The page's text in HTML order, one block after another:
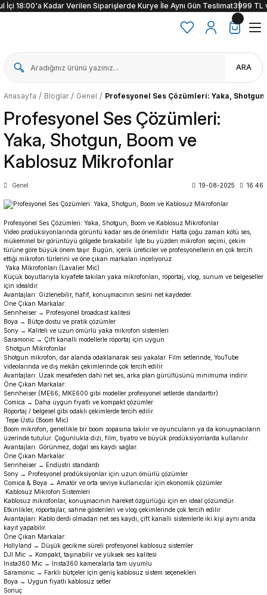
18:00'a Kadar Verilen Siparişlerde Kurye İle Aynı Gün Teslimat3999 TL
ARA
Anasayfa Bloglar Genel Profesyonel Ses Çözümleri: Yaka,
Profesyonel Ses Çözümleri:
Yaka, Shotgun, Boom ve
Kablosuz Mikrofonlar
Genel 19-08-2025 16:46
Profesyonel Ses Çözümleri: Yaka, Shotgun, Boom ve Kablosuz Mikrofonlar
Video prodüksiyonlarında görüntü kadar ses de önemlidir. Hatta çoğu zaman kötü ses,
mükemmel bir görüntüyü gölgede bırakabilir. İşte bu yüzden mikrofon seçimi, çekim
türüne göre büyük önem taşır. Bugün, içerik üreticiler ve profesyonellerin en çok tercih
ettiği mikrofon türlerini ve öne çıkan markaları inceliyoruz.
Yaka Mikrofonları (Lavalier Mic)
Küçük boyutlarıyla kıyafete takılan yaka mikrofonları, röportaj, vlog, sunum ve belgeseller
için idealdir.
Avantajları: Gizlenebilir, hafif, konuşmacının sesini net kaydeder.
Öne Çıkan Markalar:
Sennheiser → Profesyonel broadcast kalitesi
Boya → Bütçe dostu ve pratik çözümler
Sony → Kaliteli ve uzun ömürlü yaka mikrofon sistemleri
Saramonic → Çift kanallı modellerle röportaj için uygun
Shotgun Mikrofonlar
Shotgun mikrofon, dar alanda odaklanarak sesi yakalar. Film setlerinde, YouTube
videolarında ve dış mekân çekimlerinde çok tercih edilir.
Avantajları: Uzak mesafeden dahi net ses, arka plan gürültüsünü minimuma indirir.
Öne Çıkan Markalar:
Sennheiser (ME66, MKE600 gibi modeller profesyonel setlerde standarttır)
Comica → Daha uygun fiyatlı ve kompakt çözümler
Röportaj / belgesel gibi odaklı çekimlerde tercih edilir.
Tepe Üstü (Boom Mic)
Boom mikrofon, genellikle bir boom sopasına takılır ve oyuncuların ya da konuşmacıların
üzerinde tutulur. Çoğunlukla dizi, film, tiyatro ve büyük prodüksiyonlarda kullanılır.
Avantajları: Görünmez, doğal ses kaydı sağlar.
Öne Çıkan Markalar:
Sennheiser → Endüstri standardı
Sony → Profesyonel prodüksiyonlar için uzun ömürlü çözümler
Comica & Boya → Amatör ve orta seviye kullanıcılar için ekonomik çözümler
Kablosuz Mikrofon Sistemleri
Kablosuz mikrofonlar, konuşmacının hareket özgürlüğü için en ideal çözümdür.
Etkinlikler, röportajlar, sahne gösterileri ve vlog çekimlerinde çok tercih edilir.
Avantajları: Kablo derdi olmadan net ses kaydı, çift kanallı sistemlerle iki kişi aynı anda
kayıt yapabilir.
Öne Çıkan Markalar:
Hollyland → Düşük gecikme süreli profesyonel kablosuz sistemler
DJI Mic → Kompakt, taşınabilir ve yüksek ses kalitesi
Insta360 Mic → Insta360 kameralarla tam uyumlu
Saramonic → Farklı bütçeler için geniş kablosuz sistem seçenekleri
Boya → Uygun fiyatlı kablosuz setler
Sonuç